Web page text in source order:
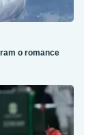
o romance